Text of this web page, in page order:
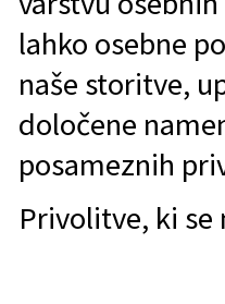
lahko osebne
naše storitve,
določene
posameznih
Privolitve, ki se